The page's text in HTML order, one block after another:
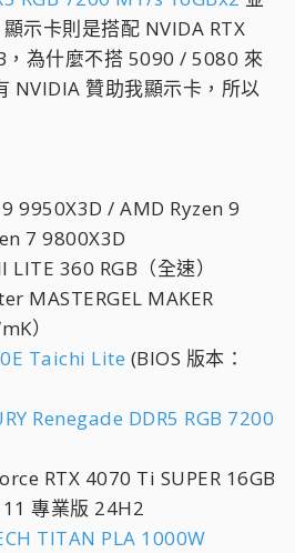
示卡則是搭配 NVIDA RTX
，為什麼不搭 5090 / 5080 來
NVIDIA 贊助我顯示卡，所以
9950X3D / AMD Ryzen 9
7 9800X3D
360 RGB（全速）
MASTERGEL MAKER
）
Taichi Lite (BIOS 版本：
Renegade DDR5 RGB 7200
RTX 4070 Ti SUPER 16GB
專業版 24H2
TITAN PLA 1000W